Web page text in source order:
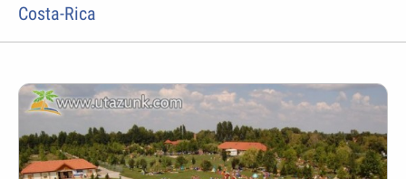
Costa-Rica